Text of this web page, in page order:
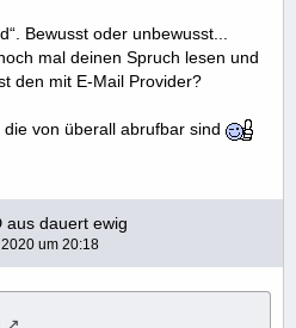
Bewusst oder unbewusst...
mal deinen Spruch lesen und
den mit E-Mail Provider?
von überall abrufbar sind
aus dauert ewig
um 20:18